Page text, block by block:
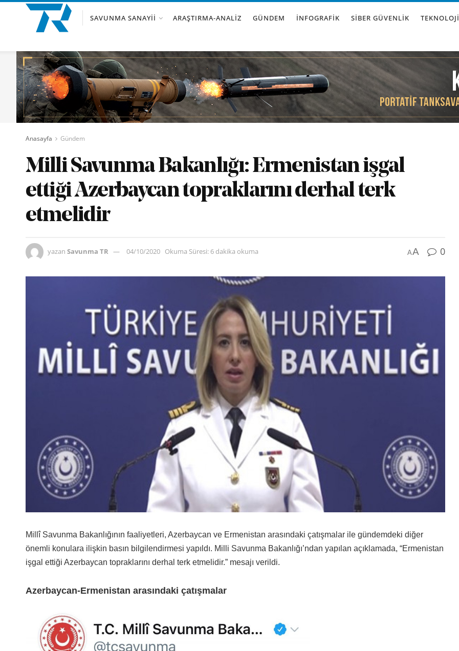
SAVUNMA SANAYII ARAŞTIRMA-ANALIZ GÜNDEM İNFOGRAFIK SIBER GÜVENLIK TEKNOLOJI
Anasayfa Gündem
Milli Savunma Bakanlığı: Ermenistan işgal
ettiği Azerbaycan topraklarını derhal terk
etmelidir
yazan Savunma TR 04/10/2020 Okuma Süresi: 6 dakika okuma AA 0
Millî Savunma Bakanlığının faaliyetleri, Azerbaycan ve Ermenistan arasındaki çatışmalar ile gündemdeki diğer
önemli konulara ilişkin basın bilgilendirmesi yapıldı. Milli Savunma Bakanlığı’ndan yapılan açıklamada, “Ermenistan
işgal ettiği Azerbaycan topraklarını derhal terk etmelidir.” mesajı verildi.
Azerbaycan-Ermenistan arasındaki çatışmalar